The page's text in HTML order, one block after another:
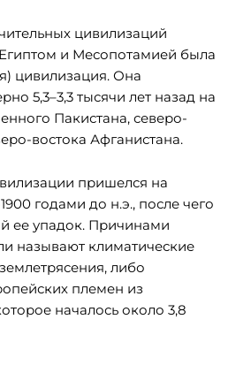
цивилизаций
и Месопотамией была
цивилизация. Она
5,3–3,3 тысячи лет назад на
Пакистана, северо-
востока Афганистана.
пришелся на
годами до н.э., после чего
ее упадок. Причинами
называют климатические
либо
племен из
началось около 3,8